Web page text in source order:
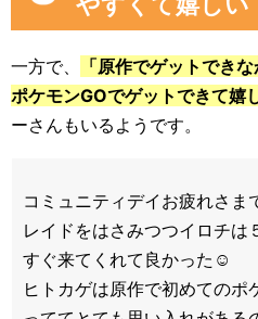
一方で、
「原作でゲットでき
ポケモンGOでゲットできて嬉
ーさんもいるようです。
コミュニティデイお疲れさま
レイドをはさみつつイロチは
すぐ来てくれて良かった☺️
ヒトカゲは原作で初めてのポ